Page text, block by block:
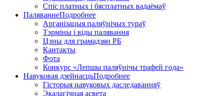
Спіс платных і бясплатных вадаёмаў
ПаляваннеПодробнее
Арганізацыя паляўнічых тураў
Тэрміны і віды палявання
Цэны для грамадзян РБ
Кантакты
Фота
Конкурс «Лепшы паляўнічы трафей года»
Навуковая дзейнасцьПодробнее
Гісторыя навуковых даследаванняў
Экалагічная асвета